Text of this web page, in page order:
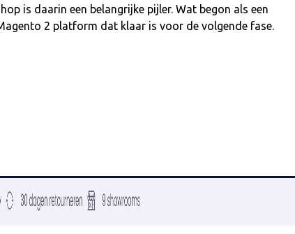
is daarin een belangrijke pijler. Wat begon als een
2 platform dat klaar is voor de volgende fase.